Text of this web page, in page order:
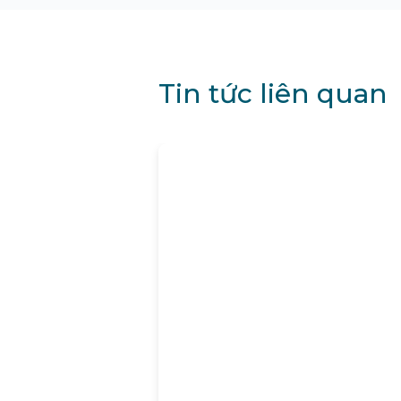
Tin tức liên quan